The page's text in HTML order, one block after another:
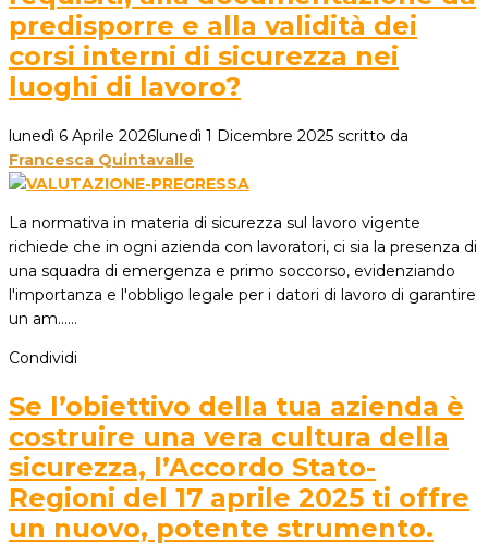
predisporre e alla validità dei
corsi interni di sicurezza nei
luoghi di lavoro?
lunedì 6 Aprile 2026lunedì 1 Dicembre 2025 scritto da
Francesca Quintavalle
La normativa in materia di sicurezza sul lavoro vigente
richiede che in ogni azienda con lavoratori, ci sia la presenza di
una squadra di emergenza e primo soccorso, evidenziando
l'importanza e l'obbligo legale per i datori di lavoro di garantire
un am...…
Condividi
Se l’obiettivo della tua azienda è
costruire una vera cultura della
sicurezza, l’Accordo Stato-
Regioni del 17 aprile 2025 ti offre
un nuovo, potente strumento.